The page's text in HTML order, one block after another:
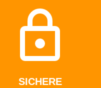
SICHERE